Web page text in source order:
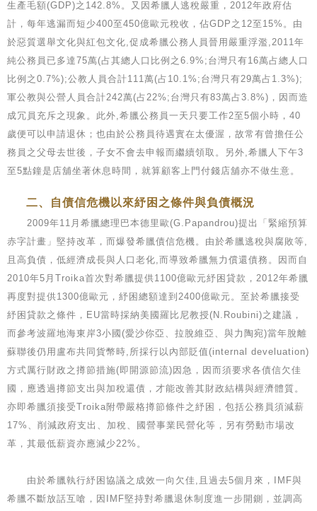
生產毛額(GDP)之142.8%。又因希臘人逃稅嚴重，2012年政府估
計，每年逃漏而短少400至450億歐元稅收，佔GDP之12至15%。由
於惡質選舉文化與紅包文化,促成希臘公務人員晉用嚴重浮濫,2011年
純公務員已多達75萬(占其總人口比例之6.9%;台灣只有16萬占總人口
比例之0.7%);公教人員合計111萬(占10.1%;台灣只有29萬占1.3%);
軍公教與公營人員合計242萬(占22%;台灣只有83萬占3.8%)，因而造
成冗員充斥之現象。此外,希臘公務員一天只要工作2至5個小時，40
歲便可以申請退休；也由於公務員待遇實在太優渥，故常有曾擔任公
務員之父母去世後，子女不會去申報而繼續領取。另外,希臘人下午3
至5點鐘是店舖坐著休息時間，就算顧客上門付錢店舖亦不做生意。
二、自債信危機以來紓困之條件與負債概況
2009年11月希臘總理巴本德里歐(G.Papandrou)提出「緊縮預算
赤字計畫」堅持改革，而爆發希臘債信危機。由於希臘逃稅與腐敗等,
且高負債，低經濟成長與人口老化,而導致希臘無力償還債務。因而自
2010年5月Troika首次對希臘提供1100億歐元紓困貸款，2012年希臘
再度對提供1300億歐元，紓困總額達到2400億歐元。至於希臘接受
紓困貸款之條件，EU當時採納美國羅比尼教授(N.Roubini)之建議，
而參考波羅地海東岸3小國(愛沙你亞、拉脫維亞、與力陶宛)當年脫離
蘇聯後仍用盧布共同貨幣時,所採行以內部貶值(internal develuation)
方式厲行財政之撙節措施(即開源節流)因急，因而須要求各債信欠佳
國，應透過撙節支出與加稅還債，才能改善其財政結構與經濟體質。
亦即希臘須接受Troika附帶嚴格撙節條件之紓困，包括公務員須減薪
17%、削減政府支出、加稅、國營事業民營化等，另有勞動市場改
革，其最低薪資亦應減少22%。
由於希臘執行紓困協議之成效一向欠佳,且過去5個月來，IMF與
希臘不斷放話互嗆，因IMF堅持對希臘退休制度進一步開鍘，並調高